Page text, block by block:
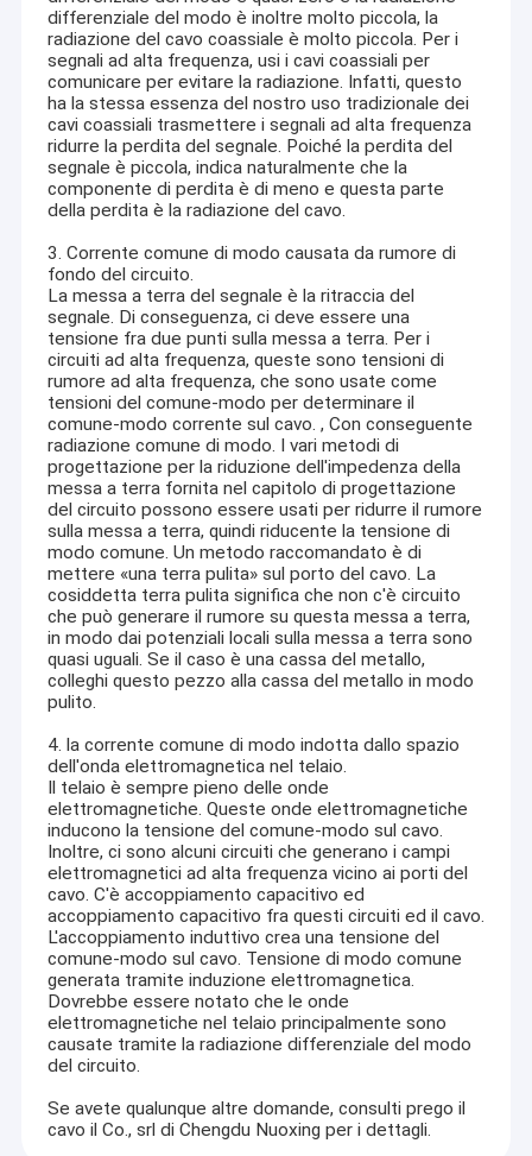
Casa
Prodotti
Circa noi
differenziale del modo è inoltre molto piccola, la
radiazione del cavo coassiale è molto piccola. Per i
segnali ad alta frequenza, usi i cavi coassiali per
comunicare per evitare la radiazione. Infatti, questo
ha la stessa essenza del nostro uso tradizionale dei
cavi coassiali trasmettere i segnali ad alta frequenza
ridurre la perdita del segnale. Poiché la perdita del
segnale è piccola, indica naturalmente che la
componente di perdita è di meno e questa parte
della perdita è la radiazione del cavo.
3. Corrente comune di modo causata da rumore di
fondo del circuito.
La messa a terra del segnale è la ritraccia del
segnale. Di conseguenza, ci deve essere una
tensione fra due punti sulla messa a terra. Per i
circuiti ad alta frequenza, queste sono tensioni di
rumore ad alta frequenza, che sono usate come
tensioni del comune-modo per determinare il
comune-modo corrente sul cavo. , Con conseguente
radiazione comune di modo. I vari metodi di
progettazione per la riduzione dell'impedenza della
messa a terra fornita nel capitolo di progettazione
del circuito possono essere usati per ridurre il rumore
sulla messa a terra, quindi riducente la tensione di
modo comune. Un metodo raccomandato è di
mettere «una terra pulita» sul porto del cavo. La
cosiddetta terra pulita significa che non c'è circuito
che può generare il rumore su questa messa a terra,
in modo dai potenziali locali sulla messa a terra sono
quasi uguali. Se il caso è una cassa del metallo,
colleghi questo pezzo alla cassa del metallo in modo
pulito.
4. la corrente comune di modo indotta dallo spazio
dell'onda elettromagnetica nel telaio.
Il telaio è sempre pieno delle onde
elettromagnetiche. Queste onde elettromagnetiche
inducono la tensione del comune-modo sul cavo.
Inoltre, ci sono alcuni circuiti che generano i campi
elettromagnetici ad alta frequenza vicino ai porti del
cavo. C'è accoppiamento capacitivo ed
accoppiamento capacitivo fra questi circuiti ed il cavo.
L'accoppiamento induttivo crea una tensione del
comune-modo sul cavo. Tensione di modo comune
generata tramite induzione elettromagnetica.
Dovrebbe essere notato che le onde
elettromagnetiche nel telaio principalmente sono
causate tramite la radiazione differenziale del modo
del circuito.
Se avete qualunque altre domande, consulti prego il
cavo il Co., srl di Chengdu Nuoxing per i dettagli.
Il cavo il Co., srl di Nuoxing è un'impresa moderna del cavo noi
che mettiamo a fuoco sulla R & S, sulla produzione e sulle
Siamo situati nella provincia di Hebei che riguarda più di 30.000
m2. Con un personale totale 210 e 30 linee di produzione.